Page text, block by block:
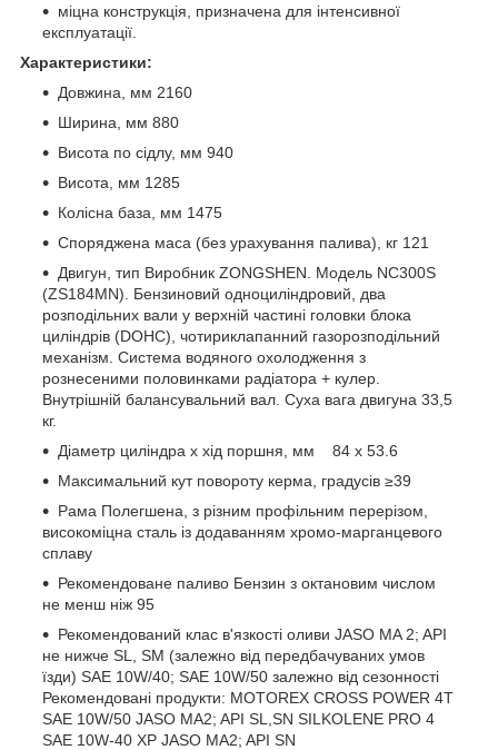
міцна конструкція, призначена для інтенсивної
експлуатації.
Характеристики:
Довжина, мм 2160
Ширина, мм 880
Висота по сідлу, мм 940
Висота, мм 1285
Колісна база, мм 1475
Споряджена маса (без урахування палива), кг 121
Двигун, тип Виробник ZONGSHEN. Модель NС300S
(ZS184MN). Бензиновий одноциліндровий, два
розподільних вали у верхній частині головки блока
циліндрів (DOHC), чотириклапанний газорозподільний
механізм. Система водяного охолодження з
рознесеними половинками радіатора + кулер.
Внутрішній балансувальний вал. Суха вага двигуна 33,5
кг.
Діаметр циліндра х хід поршня, мм 84 х 53.6
Максимальний кут повороту керма, градусів ≥39
Рама Полегшена, з різним профільним перерізом,
високоміцна сталь із додаванням хромо-марганцевого
сплаву
Рекомендоване паливо Бензин з октановим числом
не менш ніж 95
Рекомендований клас в'язкості оливи JASO MA 2; API
не нижче SL, SM (залежно від передбачуваних умов
їзди) SAE 10W/40; SAE 10W/50 залежно від сезонності
Рекомендовані продукти: MOTOREX CROSS POWER 4T
SAE 10W/50 JASO MA2; API SL,SN SILKOLENE PRO 4
SAE 10W-40 XP JASO MA2; API SN